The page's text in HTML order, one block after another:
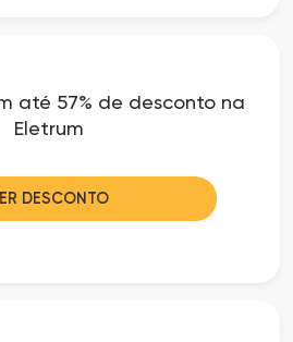
até 57% de desconto na
Eletrum
DESCONTO